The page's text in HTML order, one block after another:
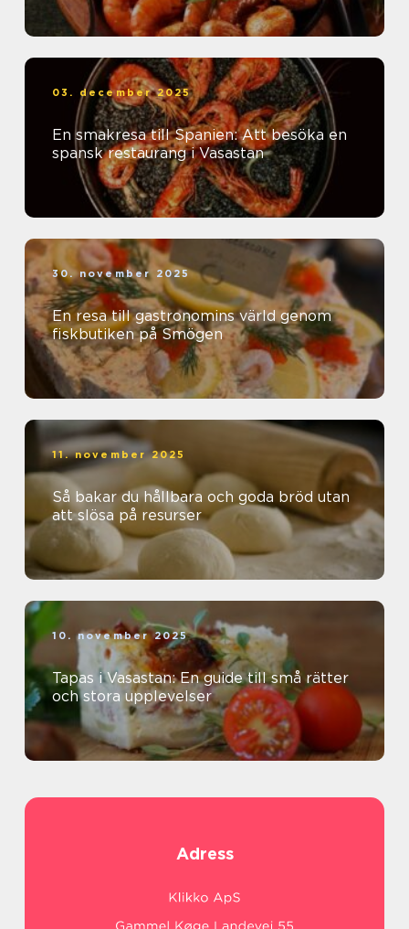
03. december 2025
En smakresa till Spanien: Att besöka en
spansk restaurang i Vasastan
30. november 2025
En resa till gastronomins värld genom
fiskbutiken på Smögen
11. november 2025
Så bakar du hållbara och goda bröd utan
att slösa på resurser
10. november 2025
Tapas i Vasastan: En guide till små rätter
och stora upplevelser
Adress